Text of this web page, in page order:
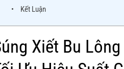
Kết Luận
Xiết Bu